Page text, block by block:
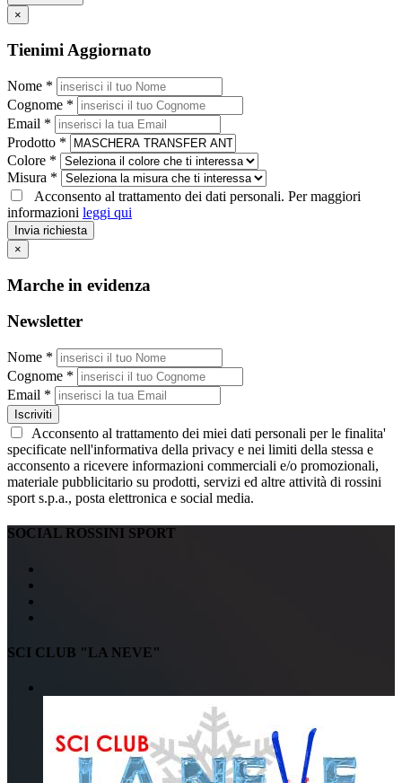
×
Tienimi Aggiornato
Nome *
Cognome *
Email *
Prodotto *
Colore *
Misura *
Acconsento al trattamento dei dati personali. Per maggiori
informazioni leggi qui
Invia richiesta
×
Marche in evidenza
Newsletter
Nome *
Cognome *
Email *
Iscriviti
Acconsento al trattamento dei miei dati personali per le finalita'
specificate nell'informativa della privacy e nei limiti della stessa e
acconsento a ricevere informazioni commerciali e/o promozionali,
materiale pubblicitario su prodotti, servizi ed altre attività di rossini
sport s.p.a., posta elettronica e social media.
SOCIAL ROSSINI SPORT
SCI CLUB "LA NEVE"